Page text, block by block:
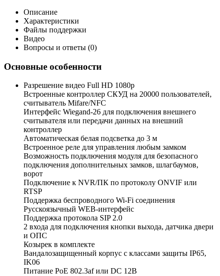
Описание
Характеристики
Файлы поддержки
Видео
Вопросы и ответы (0)
Основные особенности
Разрешение видео Full HD 1080p
Встроенные контроллер СКУД на 20000 пользователей,
считыватель Mifare/NFC
Интерфейс Wiegand-26 для подключения внешнего
считывателя или передачи данных на внешний
контроллер
Автоматическая белая подсветка до 3 м
Встроенное реле для управления любым замком
Возможность подключения модуля для безопасного
подключения дополнительных замков, шлагбаумов,
ворот
Подключение к NVR/ПК по протоколу ONVIF или
RTSP
Поддержка беспроводного Wi-Fi соединения
Русскоязычный WEB-интерфейс
Поддержка протокола SIP 2.0
2 входа для подключения кнопки выхода, датчика двери
и ОПС
Козырек в комплекте
Вандалозащищенный корпус с классами защиты IP65,
IK06
Питание PoE 802.3af или DC 12В